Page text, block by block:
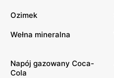
Ozimek
Wełna mineralna
Napój gazowany Coca-
Cola